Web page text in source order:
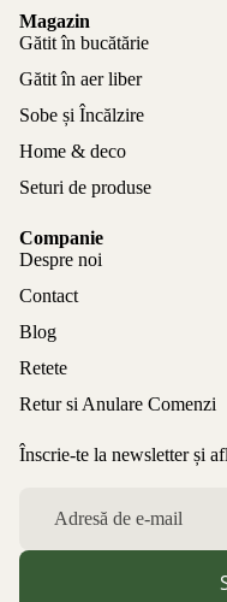
Magazin
Gătit în bucătărie
Gătit în aer liber
Sobe și Încălzire
Home & deco
Seturi de produse
Companie
Despre noi
Contact
Blog
Retete
Retur si Anulare Comenzi
Înscrie-te la newsletter și
Politica de